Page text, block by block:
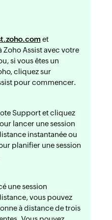
et
Zoho Assist avec votre
si vous êtes un
cliquez sur
pour commencer.
Support et cliquez
lancer une session
instantanée ou
planifier une session
une session
vous pouvez
à distance de trois